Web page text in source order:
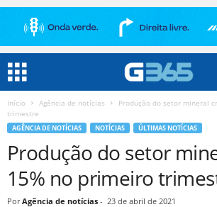
Início Agência de notícias
Produção do setor mineral
trimestre
AGÊNCIA DE NOTÍCIAS NOTÍCIAS ÚLTIMAS NOTÍCIAS
Produção do setor
15% no primeiro
Por Agência de notícias - 23 de abril de 2021